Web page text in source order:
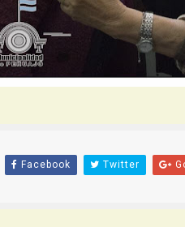
Facebook Twitter